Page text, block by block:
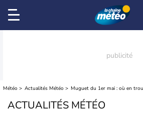
Météo Actualités Météo
ACTUALITÉS MÉTÉO